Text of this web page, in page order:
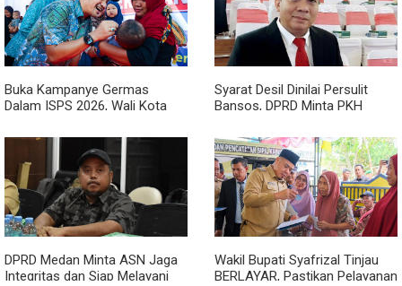
Buka Kampanye Germas
Dalam ISPS 2026, Wali Kota
Penurunan Stunting
Syarat Desil Dinilai Persulit
Bansos, DPRD Minta PKH
DPRD Medan Minta ASN Jaga
Integritas dan Siap Melayani
Wakil Bupati Syafrizal Tinjau
BERLAYAR, Pastikan Pelayanan